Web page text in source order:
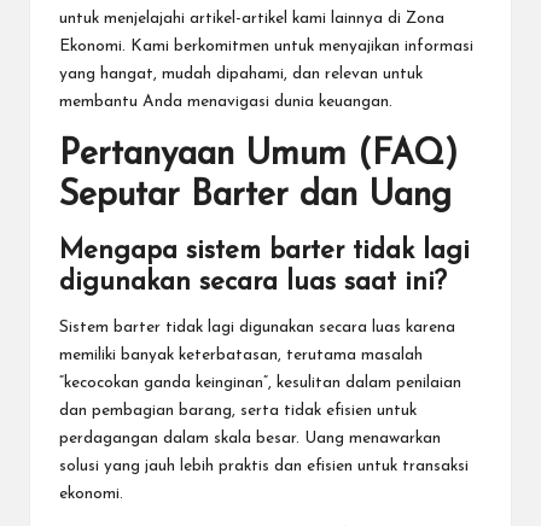
untuk menjelajahi artikel-artikel kami lainnya di Zona
Ekonomi. Kami berkomitmen untuk menyajikan informasi
yang hangat, mudah dipahami, dan relevan untuk
membantu Anda menavigasi dunia keuangan.
Pertanyaan Umum (FAQ)
Seputar Barter dan Uang
Mengapa sistem barter tidak lagi
digunakan secara luas saat ini?
Sistem barter tidak lagi digunakan secara luas karena
memiliki banyak keterbatasan, terutama masalah
“kecocokan ganda keinginan”, kesulitan dalam penilaian
dan pembagian barang, serta tidak efisien untuk
perdagangan dalam skala besar. Uang menawarkan
solusi yang jauh lebih praktis dan efisien untuk transaksi
ekonomi.